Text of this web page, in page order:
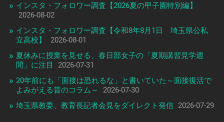
インスタ・フォロワー調査【2026夏の甲子園特別編】
2026-08-02
インスタ・フォロワー調査【令和8年8月1日 埼玉県公私
立高校】
2026-08-01
夏休みに授業を見せる、春日部女子の「夏期講習見学週
間」に注目
2026-07-31
20年前にも「面接は恐れるな」と書いていた～面接復活で
よみがえる昔のコラム～
2026-07-30
埼玉県教委、教育長記者会見をダイレクト発信 2026-07-29